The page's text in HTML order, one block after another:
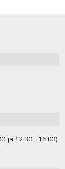
ja 12.30 - 16.00)